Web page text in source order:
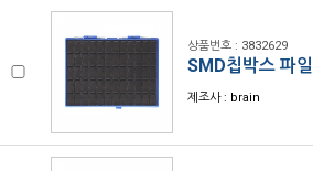
상품번호 : 3832629
SMD칩박스 파
제조사 : brain